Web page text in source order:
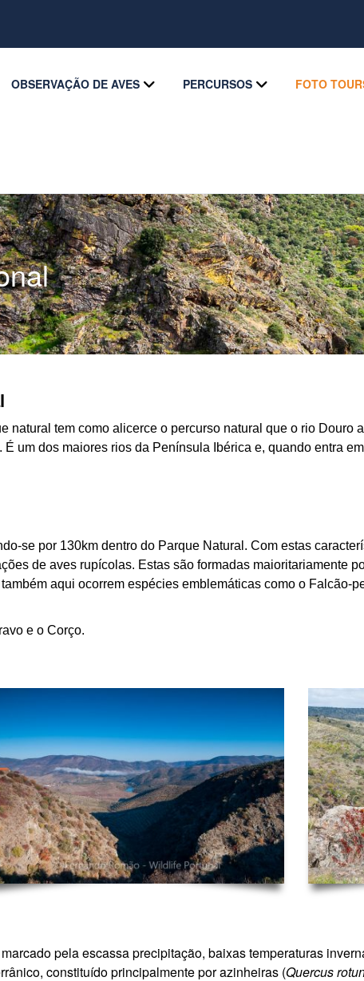
OBSERVAÇÃO DE AVES PERCURSOS FOTO
natural tem como alicerce o percurso natural que o rio Douro
um dos maiores rios da Península Ibérica e, quando entra
se por 130km dentro do Parque Natural. Com estas
de aves rupícolas. Estas são formadas maioritariamente
aqui ocorrem espécies emblemáticas como o Falcão-
e o Corço.
pela escassa precipitação, baixas temperaturas
constituído principalmente por azinheiras (Quercus